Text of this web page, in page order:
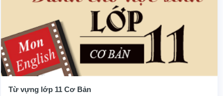
Từ vựng lớp 11 Cơ Bản